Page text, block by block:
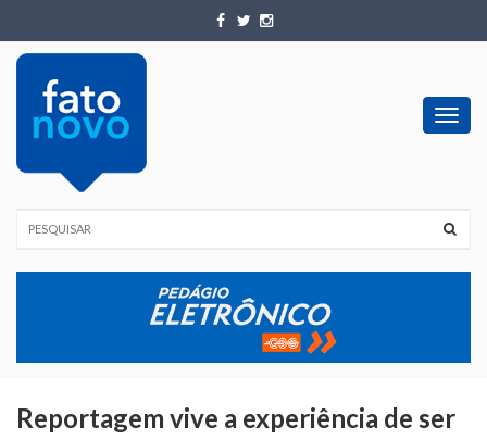
Reportagem vive a experiência de ser